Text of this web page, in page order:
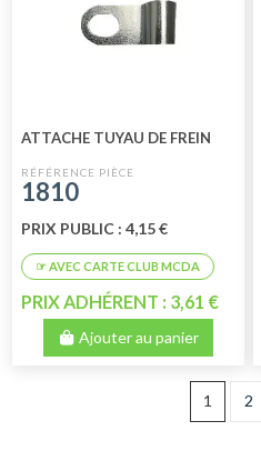
ATTACHE TUYAU DE FREIN
1810
PRIX PUBLIC : 4,15 €
PRIX ADHÉRENT : 3,61 €
Ajouter au panier
1 2